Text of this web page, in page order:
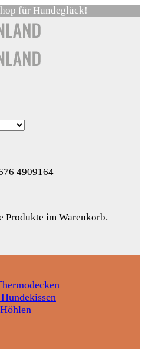
für Hundeglück!
4909164
Produkte im Warenkorb.